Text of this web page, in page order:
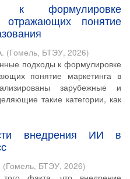
к формулировке
отражающих понятие
(Гомель, БТЭУ, 2026)
подходы к формулировке
понятие маркетинга в
зарубежные и
такие категории, как
внедрения ИИ в
(Гомель, БТЭУ, 2026)